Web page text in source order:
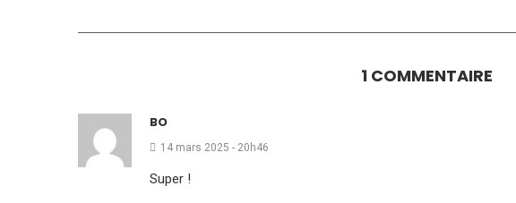
1 COMMENTAIRE
BO
14 mars 2025 - 20h46
Super !